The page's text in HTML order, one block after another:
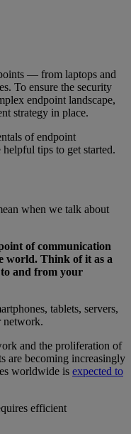
— from laptops and
To ensure the security
endpoint landscape,
strategy in place.
of endpoint
tips to get started.
when we talk about
of communication
world. Think of it as a
and from your
tablets, servers,
network.
and the proliferation of
are becoming increasingly
worldwide is expected to
efficient